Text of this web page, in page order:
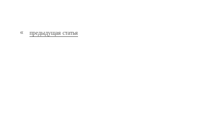
« предыдущая статья